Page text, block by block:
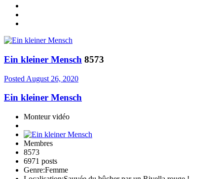
Ein kleiner Mensch 8573
Posted August 26, 2020
Ein kleiner Mensch
Monteur vidéo
Membres
8573
6971 posts
Genre:Femme